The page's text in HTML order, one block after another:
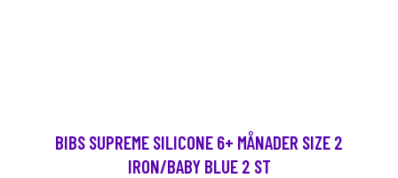
BIBS SUPREME SILICONE 6+ MÅNADER SIZE 2
IRON/BABY BLUE 2 ST